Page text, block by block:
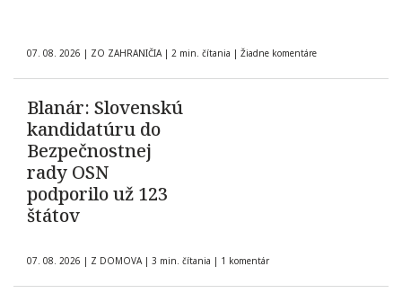
07. 08. 2026 | ZO ZAHRANIČIA | 2 min. čítania | Žiadne komentáre
Blanár: Slovenskú
kandidatúru do
Bezpečnostnej
rady OSN
podporilo už 123
štátov
07. 08. 2026 | Z DOMOVA | 3 min. čítania | 1 komentár